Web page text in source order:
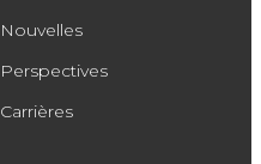
Nouvelles
Perspectives
Carrières